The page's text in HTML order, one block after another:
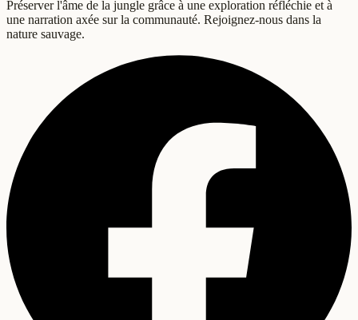
Préserver l'âme de la jungle grâce à une exploration réfléchie et à
une narration axée sur la communauté. Rejoignez-nous dans la
nature sauvage.